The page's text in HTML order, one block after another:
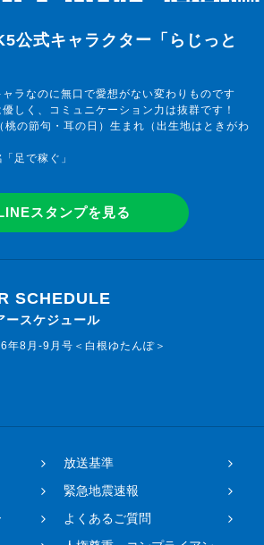
公式キャラクター「らじっと
ャラなのに無口で愛想がない変わりものです
しく、コミュニケーション力は抜群です！
桃の節句・耳の日）生まれ（出生地はときがわ
足で稼ぐ」
LINEスタンプを見る
SCHEDULE
ースケジュール
年8月-9月号＜白根ゆたんぽ＞
放送基準
緊急地震速報
よくあるご質問